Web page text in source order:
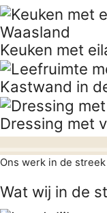
Keuken met
Kastwand in
Dressing met
Ons werk in de streek
Wat wij in de